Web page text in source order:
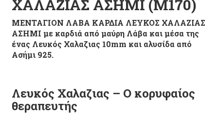
ΧΑΛΑΖΙΑΣ ΑΣΗΜΙ (M170)
ΜΕΝΤΑΓΙΟΝ ΛΑΒΑ ΚΑΡΔΙΑ ΛΕΥΚΟΣ ΧΑΛΑΖΙΑΣ
ΑΣΗΜΙ με καρδιά από μαύρη Λάβα και μέσα της
ένας Λευκός Χαλαζιας 10mm και αλυσίδα από
Ασήμι 925.
Λευκός Χαλαζιας – Ο κορυφαίος
θεραπευτής